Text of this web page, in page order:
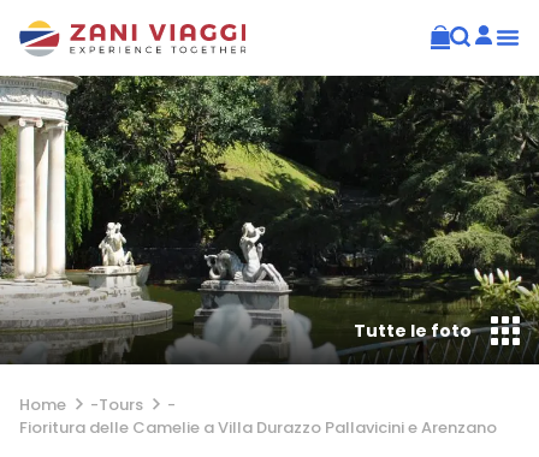
Home -Tours
-
Fioritura delle Camelie a Villa Durazzo Pallavicini e Arenzano
Tutte le foto